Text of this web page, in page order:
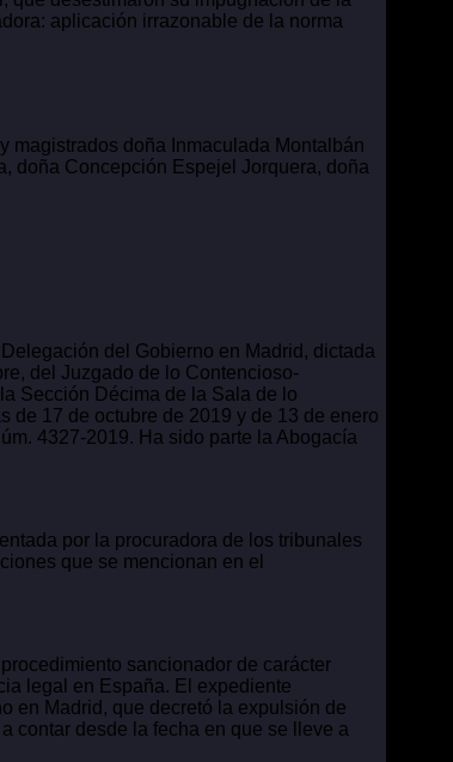
aplicación irrazonable de la norma
magistrados doña Inmaculada Montalbán
doña Concepción Espejel Jorquera, doña
del Gobierno en Madrid, dictada
del Juzgado de lo Contencioso-
Sección Décima de la Sala de lo
de 17 de octubre de 2019 y de 13 de enero
4327-2019. Ha sido parte la Abogacía
por la procuradora de los tribunales
que se mencionan en el
sancionador de carácter
legal en España. El expediente
en Madrid, que decretó la expulsión de
contar desde la fecha en que se lleve a